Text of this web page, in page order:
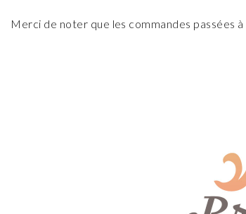
Merci de noter que les commandes passées